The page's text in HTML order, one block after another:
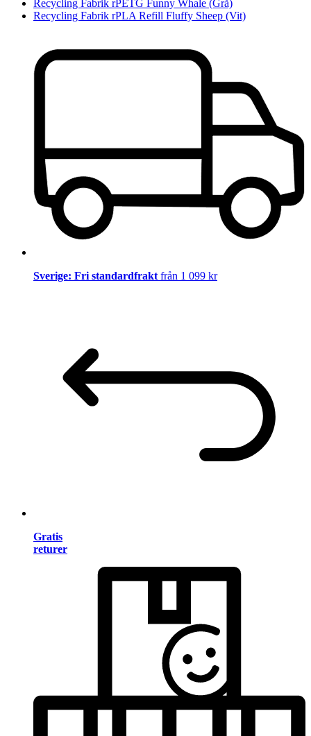
Recycling Fabrik rPETG Funny Whale (Grå)
Recycling Fabrik rPLA Refill Fluffy Sheep (Vit)
Sverige: Fri standardfraktfrån 1 099 kr
Gratis
returer